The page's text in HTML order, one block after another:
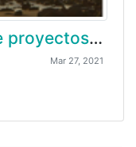
Manuales operativos de proyectos 2020
Mar 27, 2021